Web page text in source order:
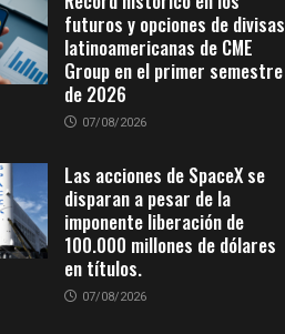
futuros y opciones de divisas
latinoamericanas de CME
Group en el primer semestre
de 2026
07/08/2026
Las acciones de SpaceX se
disparan a pesar de la
imponente liberación de
100.000 millones de dólares
en títulos.
07/08/2026